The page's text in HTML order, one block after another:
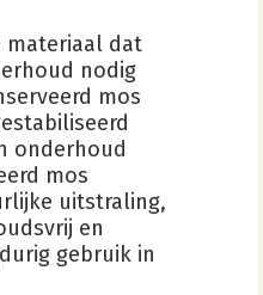
materiaal dat
nodig
mos
onderhoud
mos
uitstraling,
en
gebruik in